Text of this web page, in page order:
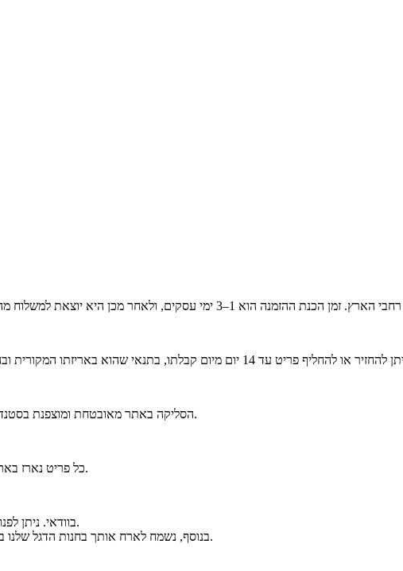
הסליקה באתר מאובטחת ומוצפנת בסטנדרט הגבוה ביותר. ניתן לפרוס את הרכישה לעד 6 תשלומים נוחים.
כל פריט נארז באריזה יוקרתית וממותגת בקפידה, כחלק מחוויית הבוטיק של אלגנזה.
בוודאי. ניתן לפנות אלינו בווטסאפ ולקבל מענה אישי ומקצועי לפני ואחרי הרכישה.
בנוסף, נשמח לארח אותך בחנות הדגל שלנו בכיכר המדינה להתרשמות מהקולקציה ולקבלת ייעוץ אישי במקום.